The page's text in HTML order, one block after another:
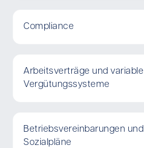
Compliance
Arbeitsverträge und variable
Vergütungssysteme
Betriebsvereinbarungen und
Sozialpläne